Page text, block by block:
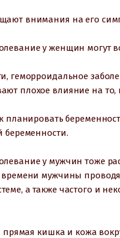
внимания на его
у женщин могут
геморроидальное
плохое влияние на то,
планировать
беременности.
у мужчин тоже
мужчины
а также частого и
прямая кишка и кожа